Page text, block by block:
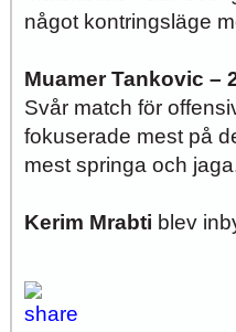
något kontringsläge
Muamer Tankovic –
Svår match för
fokuserade mest på
mest springa och
Kerim Mrabti blev